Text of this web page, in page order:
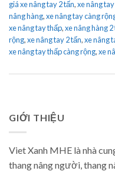
giá xe nâng tay 2 tấn,xe nâng
nâng hàng,xe nâng tay càng
xe nâng tay thấp,xe nâng hàng 2
rộng,xe nâng tay 2 tấn,xe nâng
xe nâng tay thấp càng rộng,xe
GIỚI THIỆU
Viet Xanh MHE là nhà
thang nâng người, thang